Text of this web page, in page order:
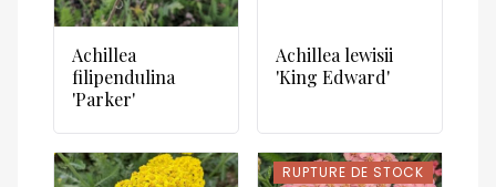
Achillea
filipendulina
'Parker'
Achillea lewisii
'King Edward'
RUPTURE DE STOCK
RUPTURE DE STOCK